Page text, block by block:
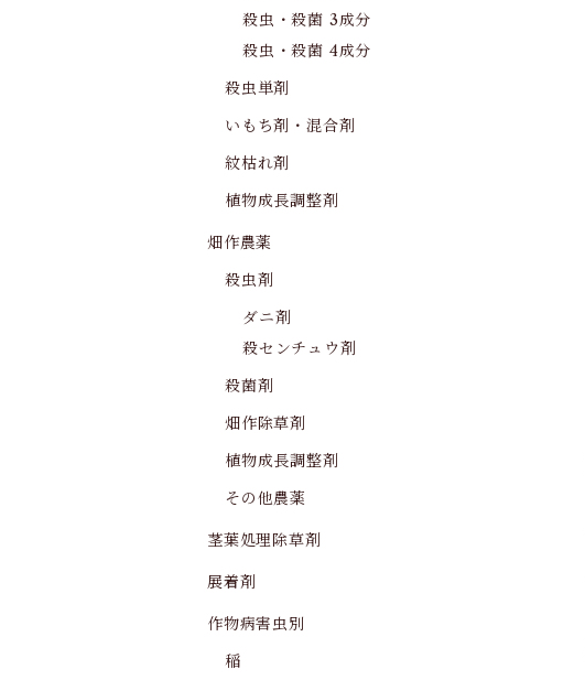
殺虫・殺菌 3成分
殺虫・殺菌 4成分
殺虫単剤
いもち剤・混合剤
紋枯れ剤
植物成長調整剤
畑作農薬
殺虫剤
ダニ剤
殺センチュウ剤
殺菌剤
畑作除草剤
植物成長調整剤
その他農薬
茎葉処理除草剤
展着剤
作物病害虫別
稲